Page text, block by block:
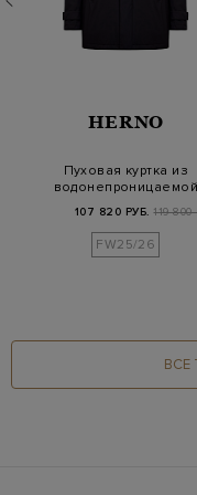
HERNO
Пуховая куртка из
водонепроницаемой
107 820 РУБ. 119 800
FW25/26
ВСЕ